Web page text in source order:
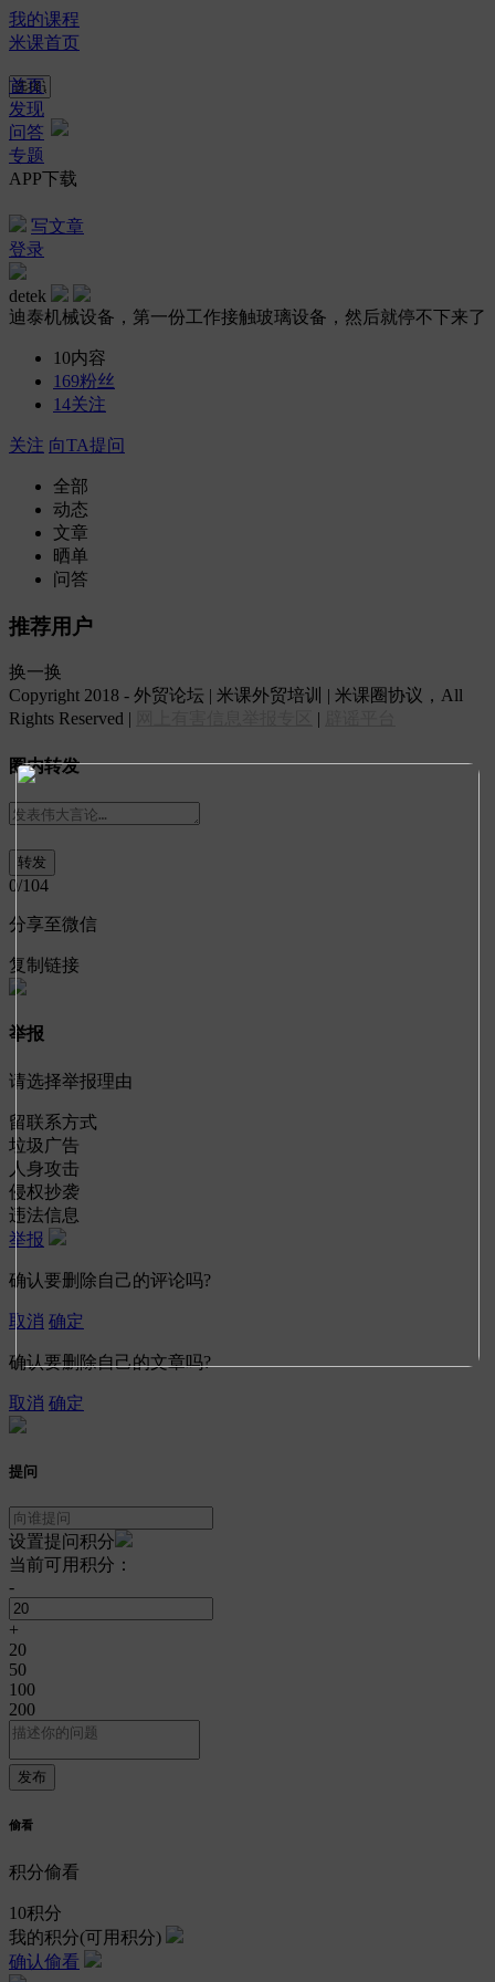
我的课程
米课首页
首页
发现
问答
专题
APP下载
写文章
登录
detek
迪泰机械设备，第一份工作接触玻璃设备，然后就停不下来了
10内容
169粉丝
14关注
关注 向TA提问
全部
动态
文章
晒单
问答
推荐用户
换一换
Copyright 2018 - 外贸论坛 | 米课外贸培训 | 米课圈协议，All
Rights Reserved |
|
圈内转发
0/104
分享至微信
复制链接
举报
请选择举报理由
留联系方式
垃圾广告
人身攻击
侵权抄袭
违法信息
举报
确认要删除自己的评论吗?
取消 确定
确认要删除自己的文章吗?
取消 确定
提问
设置提问积分
当前可用积分：
-
+
20
50
100
200
偷看
积分偷看
10积分
我的积分(可用积分)
确认偷看